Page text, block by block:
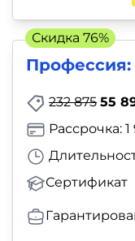
232 875 55
Сертификат
Рассрочка:
Скидка 76%